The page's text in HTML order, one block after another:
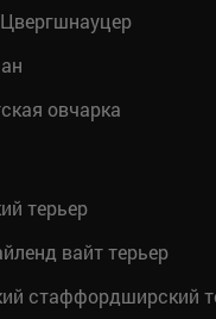
овчарка
терьер
вайт терьер
стаффордширский